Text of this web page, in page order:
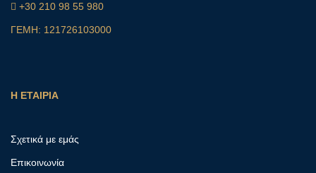
+30 210 98 55 980
ΓΕΜΗ: 121726103000
Η ΕΤΑΙΡΙΑ
Σχετικά με εμάς
Επικοινωνία